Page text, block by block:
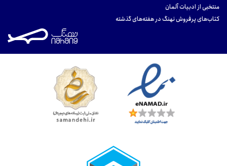
منتخبی از ادبیات آلمان
کتاب‌های پرفروش نهنگ در هفته‌های گذشته